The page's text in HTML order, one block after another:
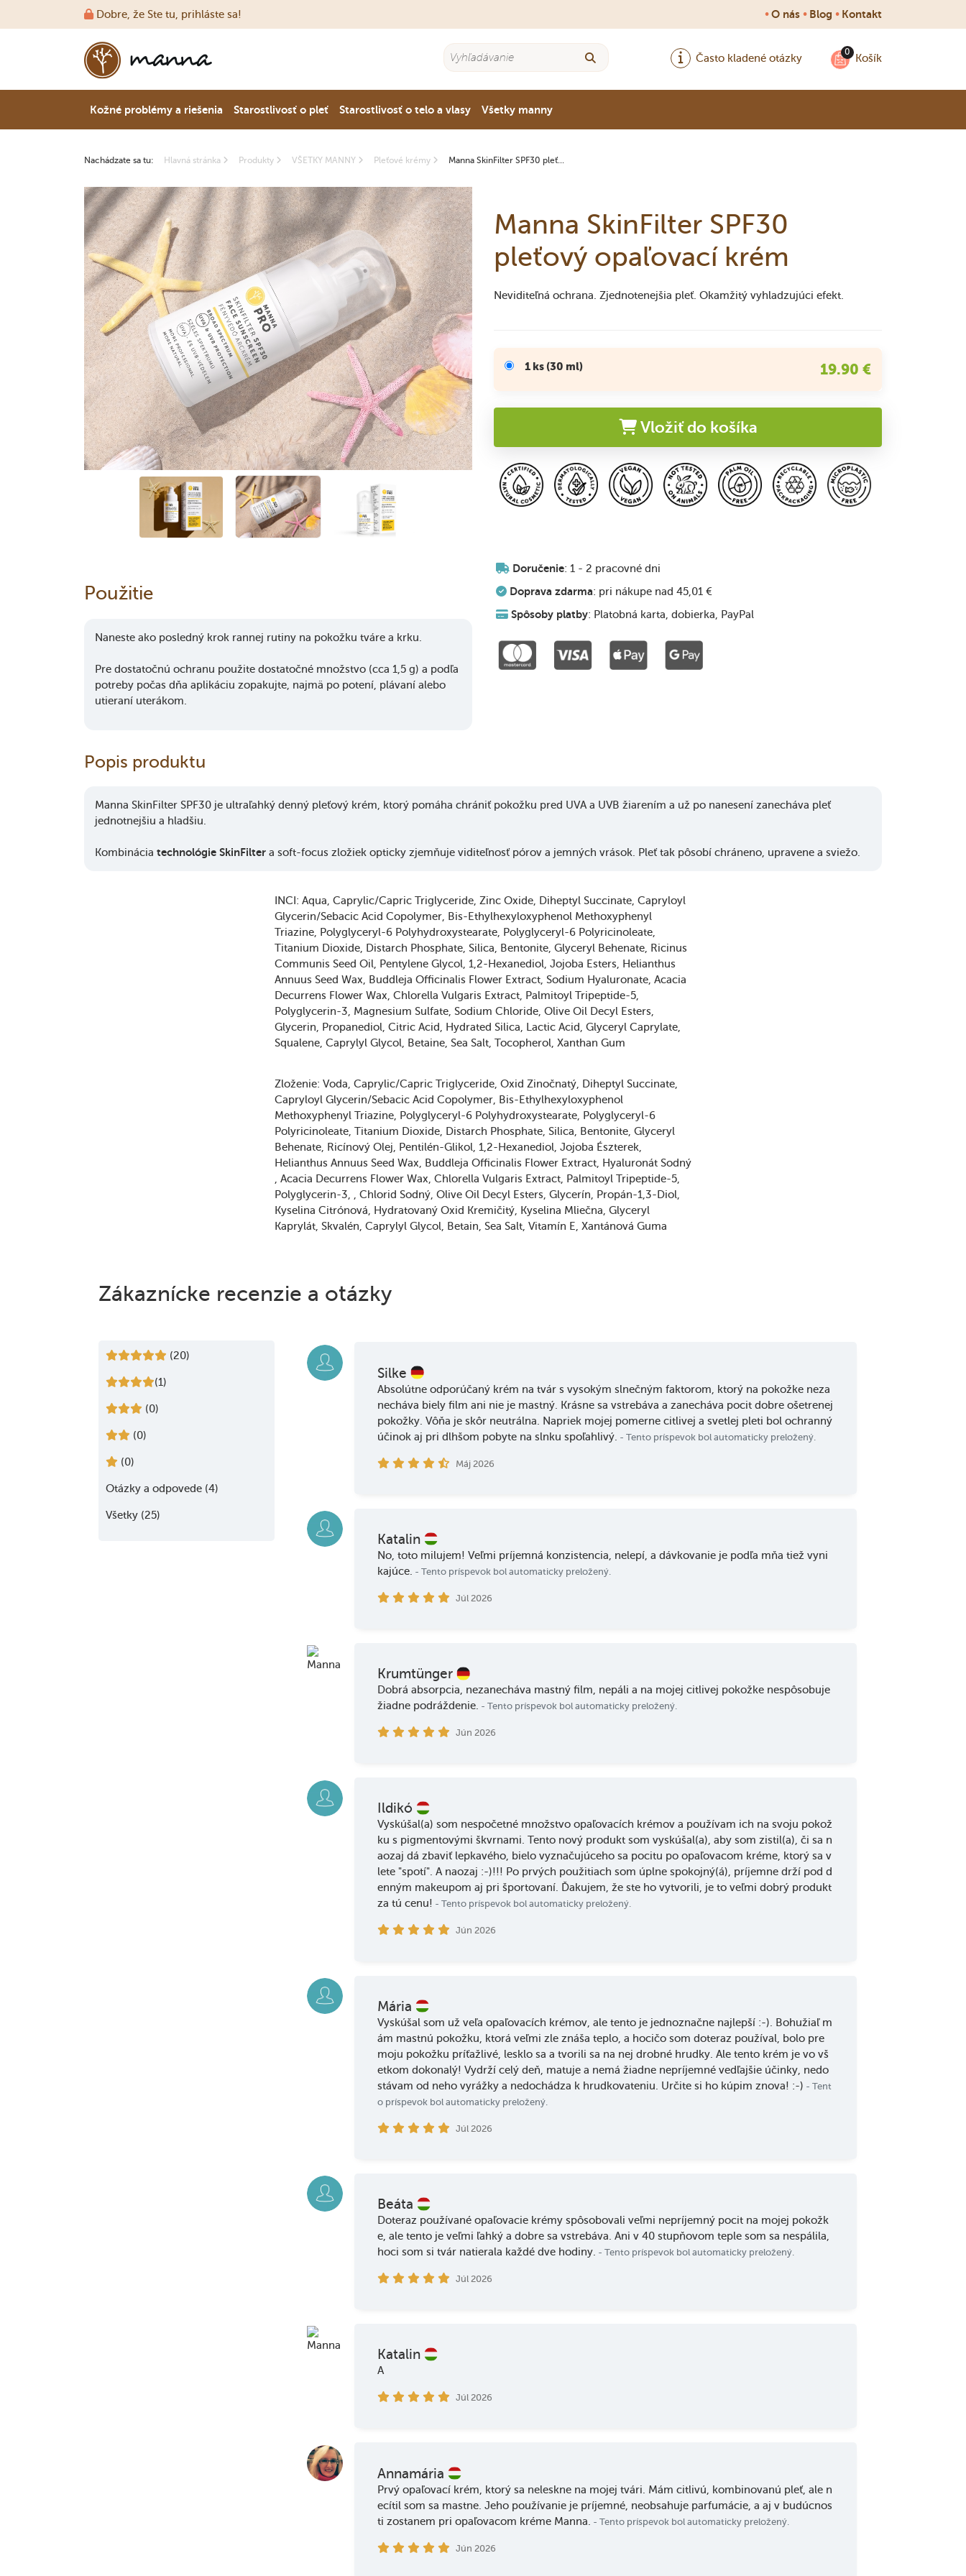
Dobre, že Ste tu, prihláste sa! •O nás • Blog • Kontakt
Často kladené otázky Košík
Kožné problémy a riešenia Starostlivosť o pleť Starostlivosť o telo a vlasy Všetky manny
Nachádzate sa tu: Hlavná stránka Produkty VŠETKY MANNY Pleťové krémy Manna SkinFilter SPF30 pleť...
Manna SkinFilter SPF30
pleťový opaľovací krém
Neviditeľná ochrana. Zjednotenejšia pleť. Okamžitý vyhladzujúci efekt.
1 ks (30 ml) 19.90 €
Vložiť do košíka
Použitie
Naneste ako posledný krok rannej rutiny na pokožku tváre a krku.
Pre dostatočnú ochranu použite dostatočné množstvo (cca 1,5 g) a podľa
potreby počas dňa aplikáciu zopakujte, najmä po potení, plávaní alebo
utieraní uterákom.
Doručenie: 1 - 2 pracovné dni
Doprava zdarma: pri nákupe nad 45,01 €
Spôsoby platby: Platobná karta, dobierka, PayPal
Popis produktu
Manna SkinFilter SPF30 je ultraľahký denný pleťový krém, ktorý pomáha chrániť pokožku pred UVA a UVB žiarením a už po nanesení zanecháva pleť
jednotnejšiu a hladšiu.
Kombinácia technológie SkinFilter a soft-focus zložiek opticky zjemňuje viditeľnosť pórov a jemných vrások. Pleť tak pôsobí chráneno, upravene a sviežo.
INCI: Aqua Caprylic/Capric Triglyceride Zinc Oxide Diheptyl Succinate Capryloyl
Glycerin/Sebacic Acid Copolymer Bis-Ethylhexyloxyphenol Methoxyphenyl
Triazine Polyglyceryl-6 Polyhydroxystearate Polyglyceryl-6 Polyricinoleate
Titanium Dioxide Distarch Phosphate Silica Bentonite Glyceryl Behenate Ricinus
Communis Seed Oil Pentylene Glycol 1,2-Hexanediol Jojoba Esters Helianthus
Annuus Seed Wax Buddleja Officinalis Flower Extract Sodium Hyaluronate Acacia
Decurrens Flower Wax Chlorella Vulgaris Extract Palmitoyl Tripeptide-5
Polyglycerin-3 Magnesium Sulfate Sodium Chloride Olive Oil Decyl Esters
Glycerin Propanediol Citric Acid Hydrated Silica Lactic Acid Glyceryl Caprylate
Squalene Caprylyl Glycol Betaine Sea Salt Tocopherol Xanthan Gum
Zloženie: Voda Caprylic/Capric Triglyceride Oxid Zinočnatý Diheptyl Succinate
Capryloyl Glycerin/Sebacic Acid Copolymer Bis-Ethylhexyloxyphenol
Methoxyphenyl Triazine Polyglyceryl-6 Polyhydroxystearate Polyglyceryl-6
Polyricinoleate Titanium Dioxide Distarch Phosphate Silica Bentonite Glyceryl
Behenate Ricínový Olej Pentilén-Glikol 1,2-Hexanediol Jojoba Észterek
Helianthus Annuus Seed Wax Buddleja Officinalis Flower Extract Hyaluronát Sodný
Acacia Decurrens Flower Wax Chlorella Vulgaris Extract Palmitoyl Tripeptide-5
Polyglycerin-3
Chlorid Sodný Olive Oil Decyl Esters Glycerín Propán-1,3-Diol
Kyselina Citrónová Hydratovaný Oxid Kremičitý Kyselina Mliečna Glyceryl
Kaprylát Skvalén Caprylyl Glycol Betain Sea Salt Vitamín E Xantánová Guma
Zákaznícke recenzie a otázky
(20)
(1)
(0)
(0)
(0)
Otázky a odpovede (4)
Všetky (25)
Silke
Absolútne odporúčaný krém na tvár s vysokým slnečným faktorom, ktorý na pokožke neza
necháva biely film ani nie je mastný. Krásne sa vstrebáva a zanecháva pocit dobre ošetrenej
pokožky. Vôňa je skôr neutrálna. Napriek mojej pomerne citlivej a svetlej pleti bol ochranný
účinok aj pri dlhšom pobyte na slnku spoľahlivý. - Tento príspevok bol automaticky preložený.
Máj 2026
Katalin
No, toto milujem! Veľmi príjemná konzistencia, nelepí, a dávkovanie je podľa mňa tiež vyni
kajúce. - Tento príspevok bol automaticky preložený.
Júl 2026
Krumtünger
Dobrá absorpcia, nezanecháva mastný film, nepáli a na mojej citlivej pokožke nespôsobuje
žiadne podráždenie. - Tento príspevok bol automaticky preložený.
Jún 2026
Ildikó
Vyskúšal(a) som nespočetné množstvo opaľovacích krémov a používam ich na svoju pokož
ku s pigmentovými škvrnami. Tento nový produkt som vyskúšal(a), aby som zistil(a), či sa n
aozaj dá zbaviť lepkavého, bielo vyznačujúceho sa pocitu po opaľovacom kréme, ktorý sa v
lete "spotí". A naozaj :-)!!! Po prvých použitiach som úplne spokojný(á), príjemne drží pod d
enným makeupom aj pri športovaní. Ďakujem, že ste ho vytvorili, je to veľmi dobrý produkt
za tú cenu! - Tento príspevok bol automaticky preložený.
Jún 2026
Mária
Vyskúšal som už veľa opaľovacích krémov, ale tento je jednoznačne najlepší :-). Bohužiaľ m
ám mastnú pokožku, ktorá veľmi zle znáša teplo, a hocičo som doteraz používal, bolo pre
moju pokožku príťažlivé, lesklo sa a tvorili sa na nej drobné hrudky. Ale tento krém je vo vš
etkom dokonalý! Vydrží celý deň, matuje a nemá žiadne nepríjemné vedľajšie účinky, nedo
stávam od neho vyrážky a nedochádza k hrudkovateniu. Určite si ho kúpim znova! :-) - Tent
o príspevok bol automaticky preložený.
Júl 2026
Beáta
Doteraz používané opaľovacie krémy spôsobovali veľmi nepríjemný pocit na mojej pokožk
e, ale tento je veľmi ľahký a dobre sa vstrebáva. Ani v 40 stupňovom teple som sa nespálila,
hoci som si tvár natierala každé dve hodiny. - Tento príspevok bol automaticky preložený.
Júl 2026
Katalin
A
Júl 2026
Annamária
Prvý opaľovací krém, ktorý sa neleskne na mojej tvári. Mám citlivú, kombinovanú pleť, ale n
ecítil som sa mastne. Jeho používanie je príjemné, neobsahuje parfumácie, a aj v budúcnos
ti zostanem pri opaľovacom kréme Manna. - Tento príspevok bol automaticky preložený.
Jún 2026